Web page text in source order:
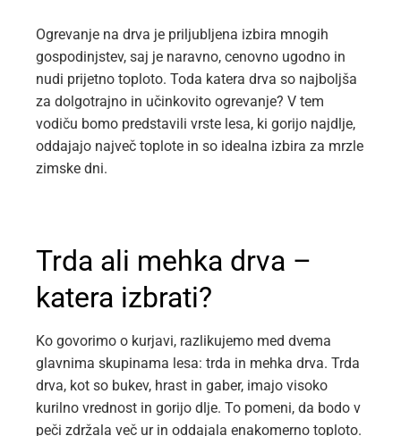
Ogrevanje na drva je priljubljena izbira mnogih
gospodinjstev, saj je naravno, cenovno ugodno in
nudi prijetno toploto. Toda katera drva so najboljša
za dolgotrajno in učinkovito ogrevanje? V tem
vodiču bomo predstavili vrste lesa, ki gorijo najdlje,
oddajajo največ toplote in so idealna izbira za mrzle
zimske dni.
Trda ali mehka drva –
katera izbrati?
Ko govorimo o kurjavi, razlikujemo med dvema
glavnima skupinama lesa: trda in mehka drva. Trda
drva, kot so bukev, hrast in gaber, imajo visoko
kurilno vrednost in gorijo dlje. To pomeni, da bodo v
peči zdržala več ur in oddajala enakomerno toploto.